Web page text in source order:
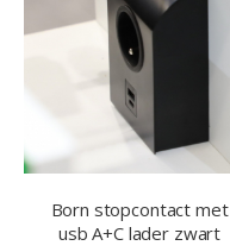
Born stopcontact met
usb A+C lader zwart